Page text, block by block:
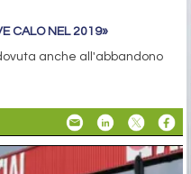
CALO NEL 2019»
anche all'abbandono